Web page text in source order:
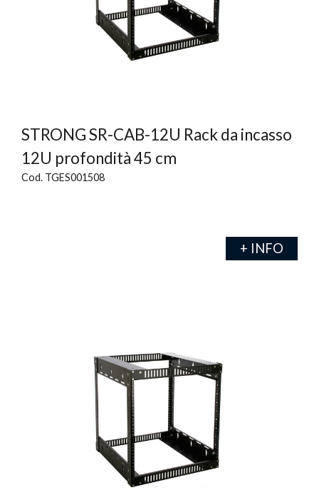
STRONG SR-CAB-12U Rack da incasso
12U profondità 45 cm
Cod. TGES001508
+ INFO